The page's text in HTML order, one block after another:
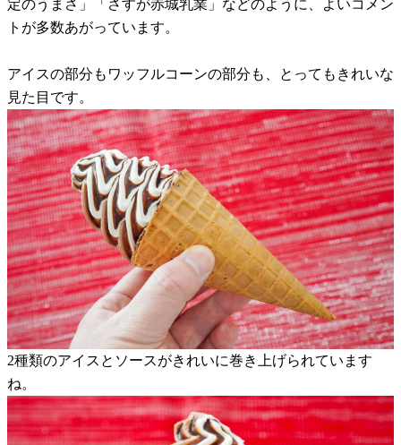
定のうまさ」「さすが赤城乳業」などのように、よいコメン
トが多数あがっています。
アイスの部分もワッフルコーンの部分も、とってもきれいな
見た目です。
2種類のアイスとソースがきれいに巻き上げられています
ね。